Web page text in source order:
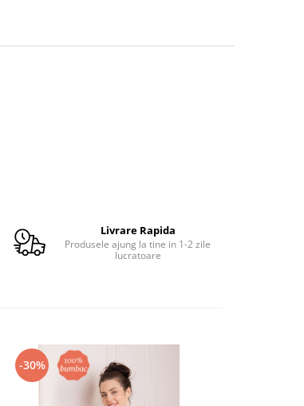
Livrare Rapida
Produsele ajung la tine in 1-2 zile
lucratoare
-30%